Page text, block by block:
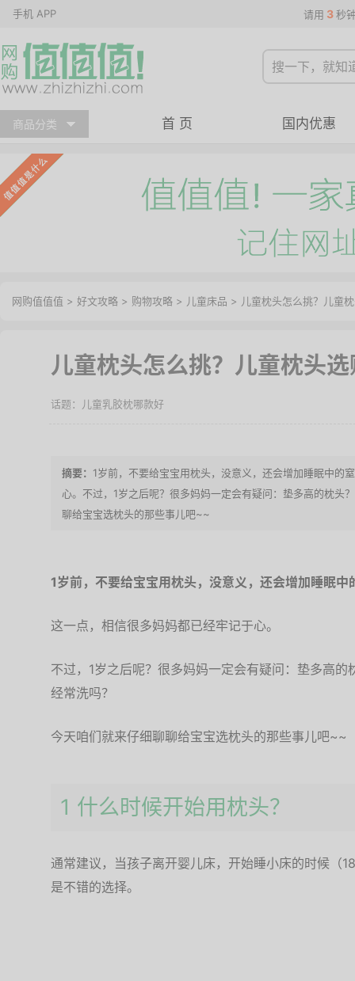
手机 APP 请用 3 秒
商品分类 首 页 国内优惠
网购值值值 > 好文攻略 > 购物攻略 > 儿童床品 > 儿童枕头怎么挑？儿童
儿童枕头怎么挑？儿童枕头
儿童乳胶枕哪款好
1岁前，不要给宝宝用枕头，没意义，还会增加睡眠中的
心。不过，1岁之后呢？很多妈妈一定会有疑问：垫多高的枕头
聊给宝宝选枕头的那些事儿吧~~
1岁前，不要给宝宝用枕头，没意义，还会增加睡眠中
这一点，相信很多妈妈都已经牢记于心。
不过，1岁之后呢？很多妈妈一定会有疑问：垫多高
经常洗吗？
今天咱们就来仔细聊聊给宝宝选枕头的那些事儿吧~~
1 什么时候开始用枕头？
通常建议，当孩子离开婴儿床，开始睡小床的时候（
是不错的选择。